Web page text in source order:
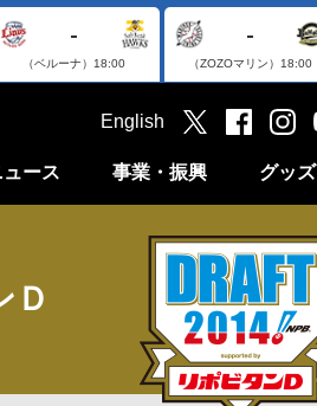
-
（ベルーナ） 18:00
-
（ZOZOマリン） 18:00
ュース 事業・振興 グッズ
English
Ｄ